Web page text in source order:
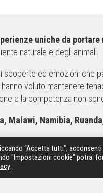
uniche da portare
naturale e degli animali.
ed emozioni che
voluto mantenere
e la competenza non
Malawi, Namibia,
tranquillità e sicurezza.
“Accetta tutti”, acconsenti
"Impostazioni cookie" potrai
.